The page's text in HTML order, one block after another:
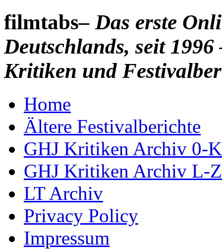
filmtabs– Das erste
Deutschlands, seit
Kritiken und
Home
Ältere Festivalberichte
GHJ Kritiken Archiv 0-K
GHJ Kritiken Archiv L-Z
LT Archiv
Privacy Policy
Impressum